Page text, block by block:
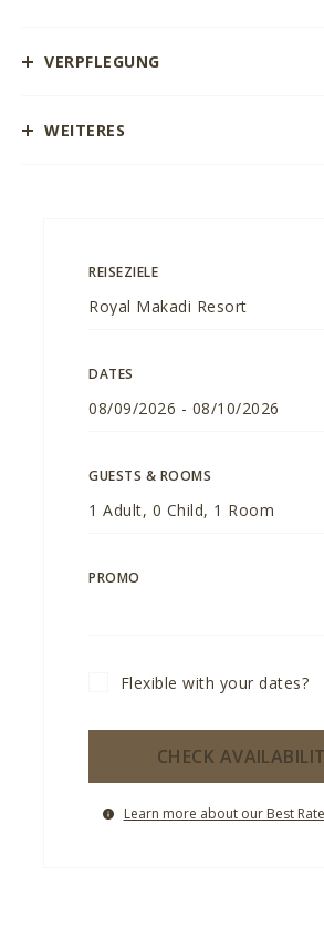
VERPFLEGUNG
WEITERES
REISEZIELE
DATES
08/09/2026 - 08/10/2026
GUESTS & ROOMS
1 Adult, 0 Child, 1 Room
PROMO
Flexible with your dates?
CHECK
Learn more about our Best